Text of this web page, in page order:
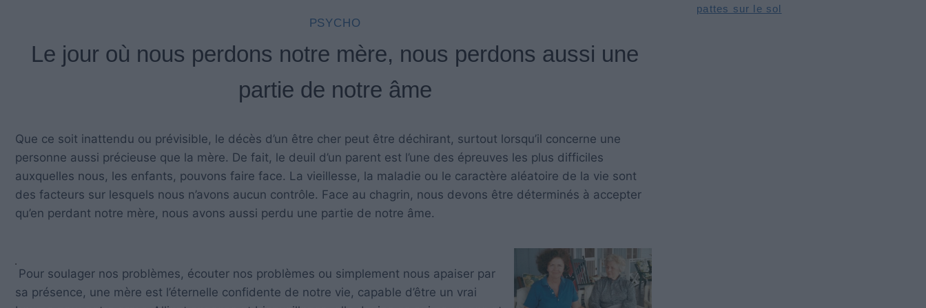
PSYCHO
Le jour où nous perdons notre mère, nous perdons aussi une
partie de notre âme
Que ce soit inattendu ou prévisible, le décès d’un être cher peut être déchirant, surtout lorsqu’il concerne une
personne aussi précieuse que la mère. De fait, le deuil d’un parent est l’une des épreuves les plus difficiles
auxquelles nous, les enfants, pouvons faire face. La vieillesse, la maladie ou le caractère aléatoire de la vie sont
des facteurs sur lesquels nous n’avons aucun contrôle. Face au chagrin, nous devons être déterminés à accepter
qu’en perdant notre mère, nous avons aussi perdu une partie de notre âme.
Pour soulager nos problèmes, écouter nos problèmes ou simplement nous apaiser par
sa présence, une mère est l’éternelle confidente de notre vie, capable d’être un vrai
pattes sur le sol